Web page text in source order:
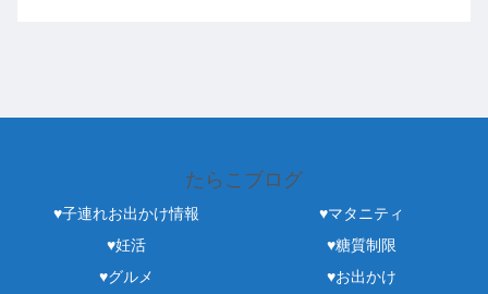
たらこブログ
♥子連れお出かけ情報
♥マタニティ
♥妊活
♥糖質制限
♥グルメ
♥お出かけ